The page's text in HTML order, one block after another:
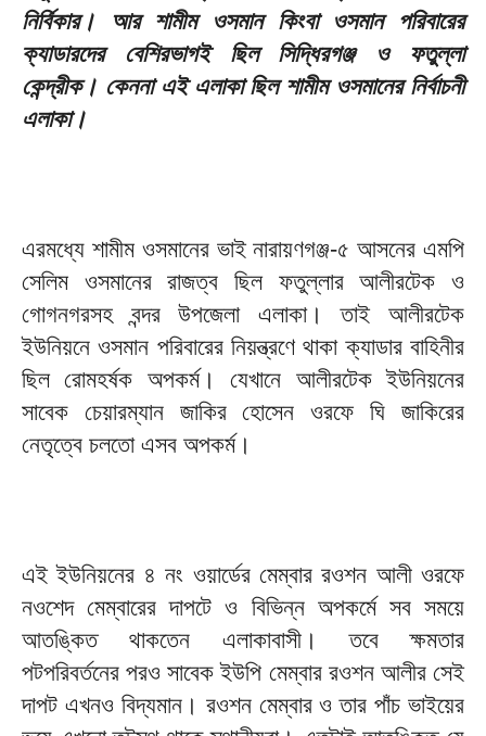
নির্বিকার। আর শামীম ওসমান কিংবা ওসমান পরিবারের
ক্যাডারদের বেশিরভাগই ছিল সিদ্ধিরগঞ্জ ও ফতুল্লা
কেন্দ্রীক। কেননা এই এলাকা ছিল শামীম ওসমানের নির্বাচনী
এলাকা।
এরমধ্যে শামীম ওসমানের ভাই নারায়ণগঞ্জ-৫ আসনের এমপি
সেলিম ওসমানের রাজত্ব ছিল ফতুল্লার আলীরটেক ও
গোগনগরসহ বন্দর উপজেলা এলাকা। তাই আলীরটেক
ইউনিয়নে ওসমান পরিবারের নিয়ন্ত্রণে থাকা ক্যাডার বাহিনীর
ছিল রোমহর্ষক অপকর্ম। যেখানে আলীরটেক ইউনিয়নের
সাবেক চেয়ারম্যান জাকির হোসেন ওরফে ঘি জাকিরের
নেতৃত্বে চলতো এসব অপকর্ম।
এই ইউনিয়নের ৪ নং ওয়ার্ডের মেম্বার রওশন আলী ওরফে
নওশেদ মেম্বারের দাপটে ও বিভিন্ন অপকর্মে সব সময়ে
আতঙ্কিত থাকতেন এলাকাবাসী। তবে ক্ষমতার
পটপরিবর্তনের পরও সাবেক ইউপি মেম্বার রওশন আলীর সেই
দাপট এখনও বিদ্যমান। রওশন মেম্বার ও তার পাঁচ ভাইয়ের